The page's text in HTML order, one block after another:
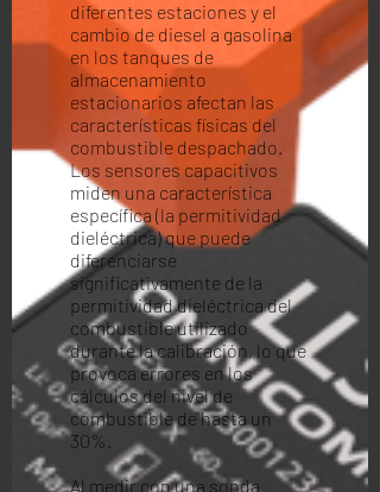
diferentes estaciones y el
cambio de diesel a gasolina
en los tanques de
almacenamiento
estacionarios afectan las
características físicas del
combustible despachado.
Los sensores capacitivos
miden una característica
específica (la permitividad
dieléctrica) que puede
diferenciarse
significativamente de la
permitividad dieléctrica del
combustible utilizado
durante la calibración, lo que
provoca errores en los
cálculos del nivel de
combustible de hasta un
30%.
Al medir con una sonda